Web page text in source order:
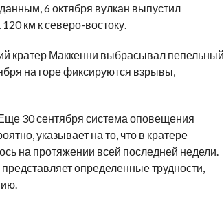
6 октября вулкан выпустил
км к северо-востоку.
кратер Маккенни выбрасывал пепельный
на горе фиксируются взрывы,
30 сентября система оповещения
указывает на то, что в кратере
на протяжении всей последней недели.
определенные трудности,